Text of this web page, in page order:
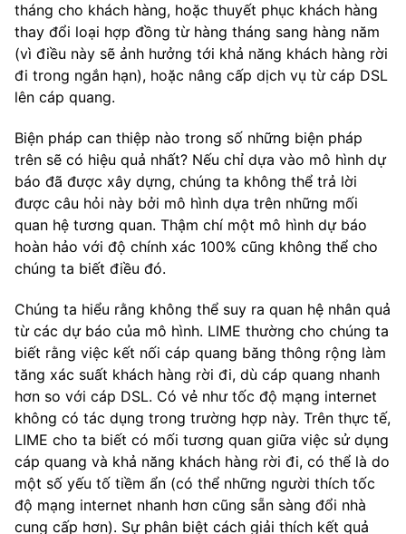
tháng cho khách hàng, hoặc thuyết phục khách hàng
thay đổi loại hợp đồng từ hàng tháng sang hàng năm
(vì điều này sẽ ảnh hưởng tới khả năng khách hàng rời
đi trong ngắn hạn), hoặc nâng cấp dịch vụ từ cáp DSL
lên cáp quang.
Biện pháp can thiệp nào trong số những biện pháp
trên sẽ có hiệu quả nhất? Nếu chỉ dựa vào mô hình dự
báo đã được xây dựng, chúng ta không thể trả lời
được câu hỏi này bởi mô hình dựa trên những mối
quan hệ tương quan. Thậm chí một mô hình dự báo
hoàn hảo với độ chính xác 100% cũng không thể cho
chúng ta biết điều đó.
Chúng ta hiểu rằng không thể suy ra quan hệ nhân quả
từ các dự báo của mô hình. LIME thường cho chúng ta
biết rằng việc kết nối cáp quang băng thông rộng làm
tăng xác suất khách hàng rời đi, dù cáp quang nhanh
hơn so với cáp DSL. Có vẻ như tốc độ mạng internet
không có tác dụng trong trường hợp này. Trên thực tế,
LIME cho ta biết có mối tương quan giữa việc sử dụng
cáp quang và khả năng khách hàng rời đi, có thể là do
một số yếu tố tiềm ẩn (có thể những người thích tốc
độ mạng internet nhanh hơn cũng sẵn sàng đổi nhà
cung cấp hơn). Sự phân biệt cách giải thích kết quả